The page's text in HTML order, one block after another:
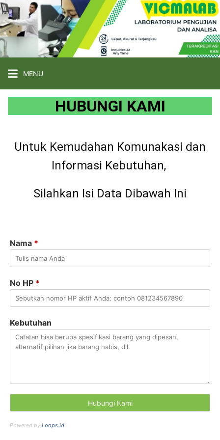
MENU
HUBUNGI KAMI
Untuk Kemudahan Komunakasi dan
Informasi Kebutuhan,
Silahkan Isi Data Dibawah Ini
Nama *
No HP *
Kebutuhan
Powered by Loops.id.